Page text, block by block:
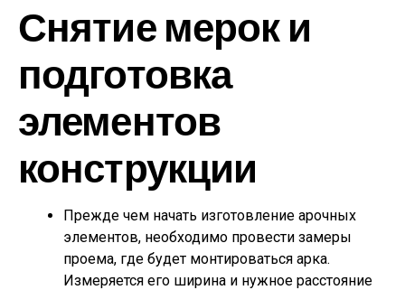
Снятие мерок и
подготовка
элементов
конструкции
Прежде чем начать изготовление арочных
элементов, необходимо провести замеры
проема, где будет монтироваться арка.
Измеряется его ширина и нужное расстояние